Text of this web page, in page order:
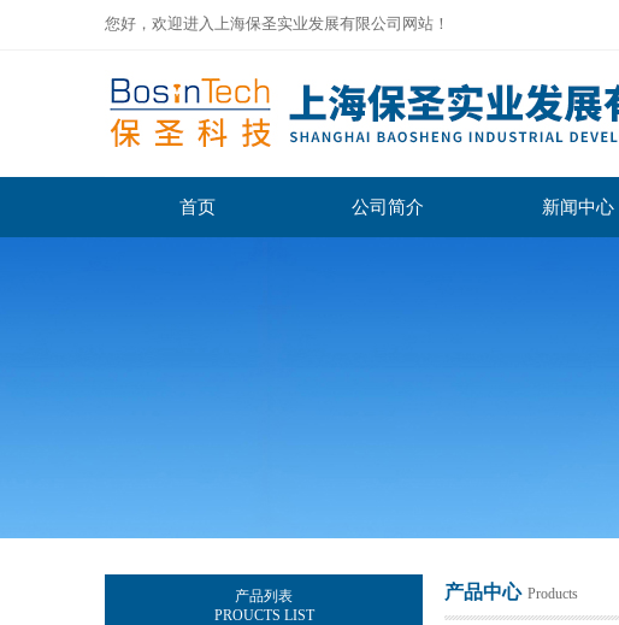
您好，欢迎进入上海保圣实业发展有限公司网站！
首页 公司简介 新闻中心
产品列表
PROUCTS LIST
产品中心 Products